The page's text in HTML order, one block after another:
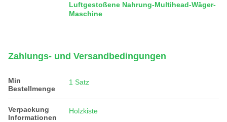
Luftgestoßene Nahrung-Multihead-Wäger-
Maschine
Zahlungs- und Versandbedingungen
Min
Bestellmenge
1 Satz
Verpackung
Informationen
Holzkiste